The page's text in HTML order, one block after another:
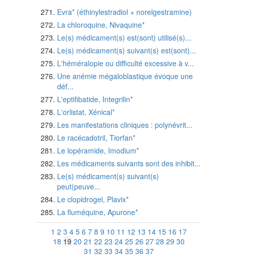
Evra* (éthinylestradiol + norelgestramine)
La chloroquine, Nivaquine*
Le(s) médicament(s) est(sont) utilisé(s)...
Le(s) médicament(s) suivant(s) est(sont)...
L'héméralopie ou difficulté excessive à v...
Une anémie mégaloblastique évoque une
déf...
L'eptifibatide, Integrilin*
L'orlistat, Xénical*
Les manifestations cliniques : polynévrit...
Le racécadotril, Tiorfan*
Le lopéramide, Imodium*
Les médicaments suivants sont des inhibit...
Le(s) médicament(s) suivant(s)
peut(peuve...
Le clopidrogel, Plavix*
La fluméquine, Apurone*
1 2 3 4 5 6 7 8 9 10 11 12 13 14 15 16 17
18 19 20 21 22 23 24 25 26 27 28 29 30
31 32 33 34 35 36 37